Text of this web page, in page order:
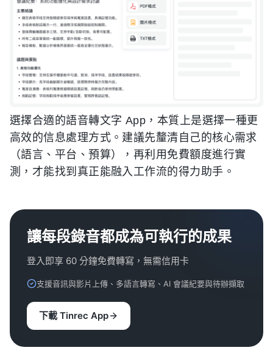
選擇合適的語音轉文字 App，本質上是選擇一種更
高效的信息處理方式。建議先釐清自己的核心需求
（語言、平台、預算），再利用免費額度進行實
測，才能找到真正能融入工作流的得力助手。
讓每段錄音都成為可執行的成果
登入即享 60 分鐘免費轉寫，無需信用卡
支援音訊與影片上傳、多語言轉寫、AI 會議紀要與待辦擷取
下載 Tinrec App